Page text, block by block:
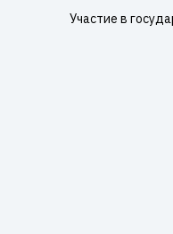
Участие в